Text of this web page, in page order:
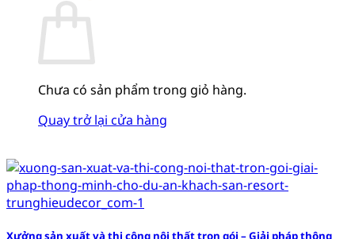
Chưa có sản phẩm trong giỏ hàng.
Quay trở lại cửa hàng
Xưởng sản xuất và thi công nội thất trọn gói – Giải pháp thông